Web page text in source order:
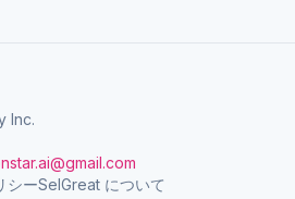
Inc.
シーSelGreat について